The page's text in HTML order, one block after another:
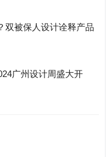
双被保人设计诠释产品
广州设计周盛大开